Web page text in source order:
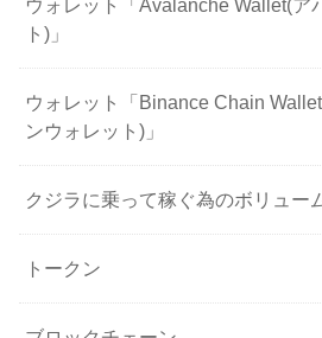
ウォレット「Avalanche Wallet(ア
ト)」
ウォレット「Binance Chain
ンウォレット)」
クジラに乗って稼ぐ為のボリュー
トークン